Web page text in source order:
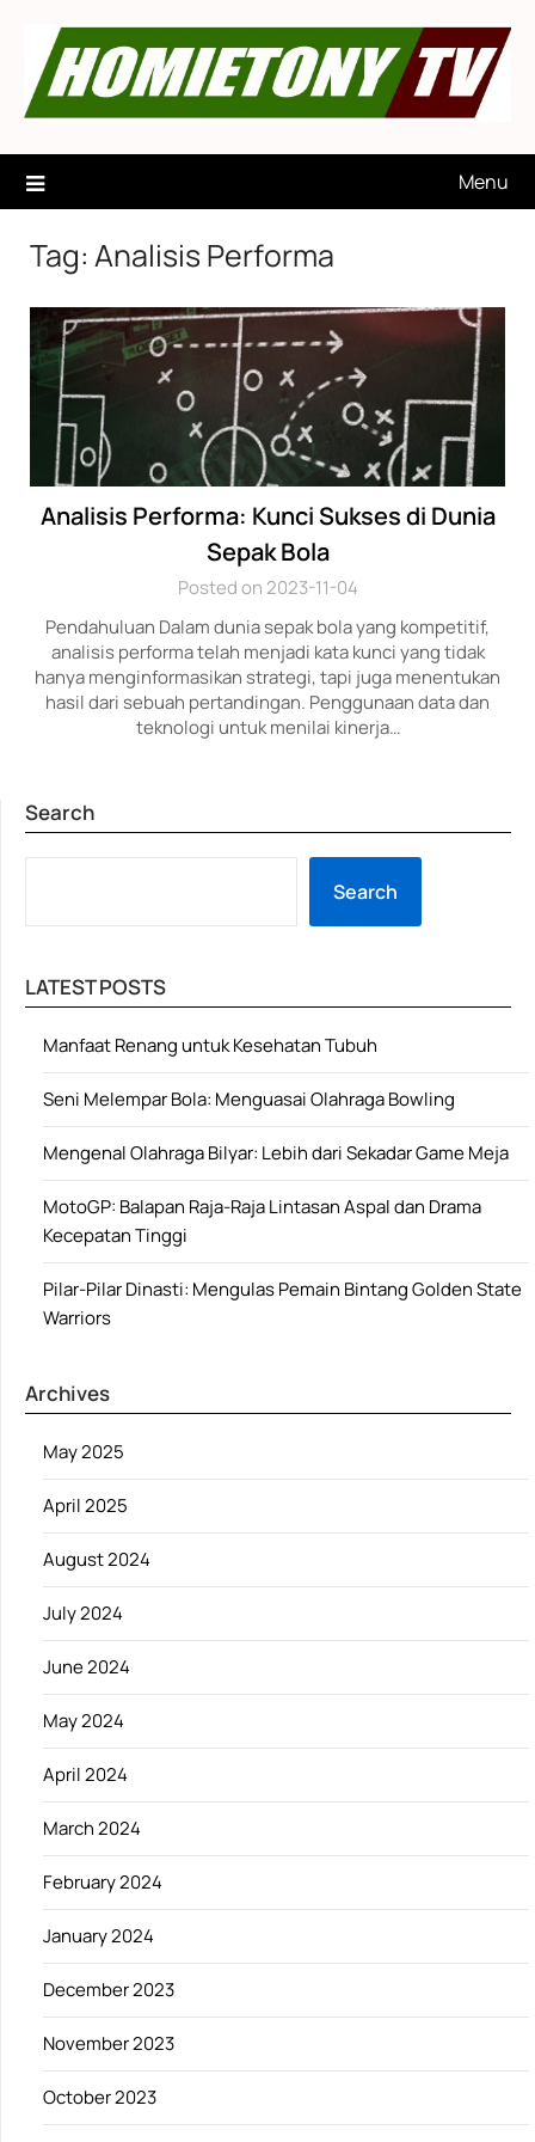
content
Menu
Tag: Analisis Performa
Analisis Performa: Kunci Sukses di Dunia
Sepak Bola
Posted on 2023-11-04
Pendahuluan Dalam dunia sepak bola yang kompetitif,
analisis performa telah menjadi kata kunci yang tidak
hanya menginformasikan strategi, tapi juga menentukan
hasil dari sebuah pertandingan. Penggunaan data dan
teknologi untuk menilai kinerja…
Search
Search
LATEST POSTS
Manfaat Renang untuk Kesehatan Tubuh
Seni Melempar Bola: Menguasai Olahraga Bowling
Mengenal Olahraga Bilyar: Lebih dari Sekadar Game Meja
MotoGP: Balapan Raja-Raja Lintasan Aspal dan Drama
Kecepatan Tinggi
Pilar-Pilar Dinasti: Mengulas Pemain Bintang Golden State
Warriors
Archives
May 2025
April 2025
August 2024
July 2024
June 2024
May 2024
April 2024
March 2024
February 2024
January 2024
December 2023
November 2023
October 2023